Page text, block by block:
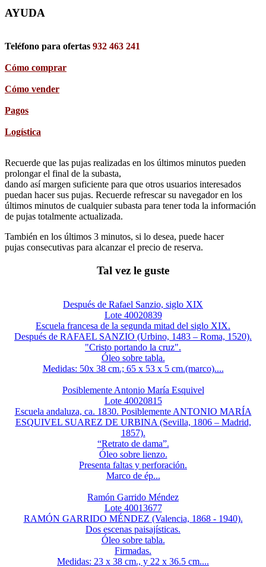
AYUDA
Teléfono para ofertas 932 463 241
Cómo comprar
Cómo vender
Pagos
Logística
Recuerde que las pujas realizadas en los últimos minutos pueden
prolongar el final de la subasta,
dando así margen suficiente para que otros usuarios interesados
puedan hacer sus pujas. Recuerde refrescar su navegador en los
últimos minutos de cualquier subasta para tener toda la información
de pujas totalmente actualizada.
También en los últimos 3 minutos, si lo desea, puede hacer
pujas consecutivas para alcanzar el precio de reserva.
Tal vez le guste
Después de Rafael Sanzio, siglo XIX
Lote 40020839
Escuela francesa de la segunda mitad del siglo XIX.
Después de RAFAEL SANZIO (Urbino, 1483 – Roma, 1520).
"Cristo portando la cruz".
Óleo sobre tabla.
Medidas: 50x 38 cm.; 65 x 53 x 5 cm.(marco)....
Posiblemente Antonio María Esquivel
Lote 40020815
Escuela andaluza, ca. 1830. Posiblemente ANTONIO MARÍA
ESQUIVEL SUAREZ DE URBINA (Sevilla, 1806 – Madrid,
1857).
“Retrato de dama”.
Óleo sobre lienzo.
Presenta faltas y perforación.
Marco de ép...
Ramón Garrido Méndez
Lote 40013677
RAMÓN GARRIDO MÉNDEZ (Valencia, 1868 - 1940).
Dos escenas paisajísticas.
Óleo sobre tabla.
Firmadas.
Medidas: 23 x 38 cm., y 22 x 36.5 cm....